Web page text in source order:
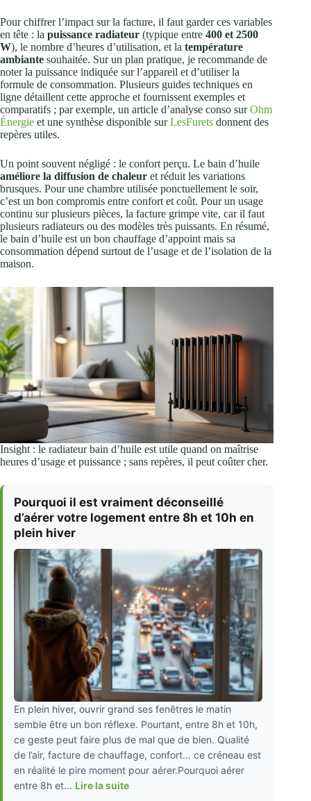
Pour chiffrer l’impact sur la facture, il faut garder ces variables
en tête : la puissance radiateur (typique entre 400 et 2500
W), le nombre d’heures d’utilisation, et la température
ambiante souhaitée. Sur un plan pratique, je recommande de
noter la puissance indiquée sur l’appareil et d’utiliser la
formule de consommation. Plusieurs guides techniques en
ligne détaillent cette approche et fournissent exemples et
comparatifs ; par exemple, un article d’analyse conso surOhm
Énergie et une synthèse disponible surLesFurets donnent des
repères utiles.
Un point souvent négligé : le confort perçu. Le bain d’huile
améliore la diffusion de chaleur et réduit les variations
brusques. Pour une chambre utilisée ponctuellement le soir,
c’est un bon compromis entre confort et coût. Pour un usage
continu sur plusieurs pièces, la facture grimpe vite, car il faut
plusieurs radiateurs ou des modèles très puissants. En résumé,
le bain d’huile est un bon chauffage d’appoint mais sa
consommation dépend surtout de l’usage et de l’isolation de la
maison.
Insight : le radiateur bain d’huile est utile quand on maîtrise
heures d’usage et puissance ; sans repères, il peut coûter cher.
Pourquoi il est vraiment déconseillé
d’aérer votre logement entre 8h et 10h en
plein hiver
En plein hiver, ouvrir grand ses fenêtres le matin
semble être un bon réflexe. Pourtant, entre 8h et 10h,
ce geste peut faire plus de mal que de bien. Qualité
de l’air, facture de chauffage, confort… ce créneau est
en réalité le pire moment pour aérer.Pourquoi aérer
entre 8h et... Lire la suite